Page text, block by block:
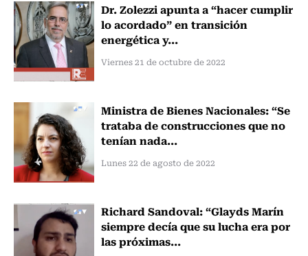
Dr. Zolezzi apunta a “hacer cumplir
lo acordado” en transición
energética y...
Viernes 21 de octubre de 2022
Ministra de Bienes Nacionales: “Se
trataba de construcciones que no
tenían nada...
Lunes 22 de agosto de 2022
Richard Sandoval: “Glayds Marín
siempre decía que su lucha era por
las próximas...